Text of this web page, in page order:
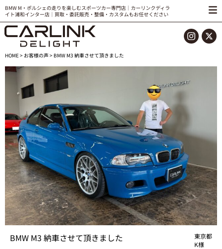
BMW M・ポルシェの走りを楽しむスポーツカー専門店｜カーリンクディラ
イト浦和インター店｜買取・委託販売・整備・カスタムもお任せください
HOME> お客様の声> BMW M3 納車させて頂きました
BMW M3 納車させて頂きました
東京都
K様